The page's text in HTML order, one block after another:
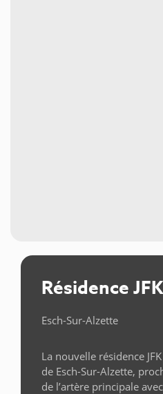
Résidence
Esch-Sur-Alzette
La nouvelle résidence
de Esch-Sur-Alzette,
de l’artère principale